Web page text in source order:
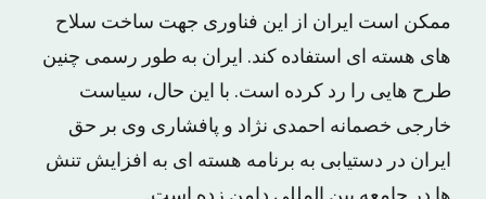
ممکن است ایران از این فناوری جهت ساخت سلاح
های هسته ای استفاده کند. ایران به طور رسمی چنین
طرح هایی را رد کرده است. با این حال، سیاست
خارجی خصمانه احمدی نژاد و پافشاری وی بر حق
ایران در دستیابی به برنامه هسته ای به افزایش تنش